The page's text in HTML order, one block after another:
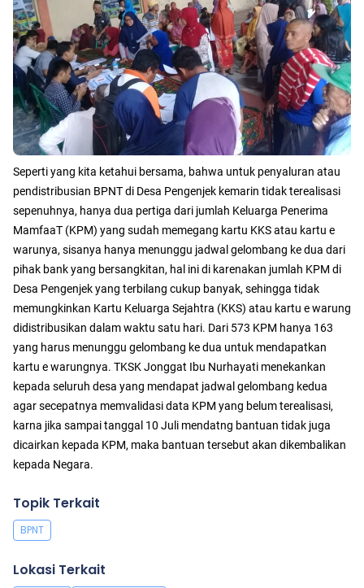
Seperti yang kita ketahui bersama, bahwa untuk penyaluran atau
pendistribusian BPNT di Desa Pengenjek kemarin tidak terealisasi
sepenuhnya, hanya dua pertiga dari jumlah Keluarga Penerima
MamfaaT (KPM) yang sudah memegang kartu KKS atau kartu e
warunya, sisanya hanya menunggu jadwal gelombang ke dua dari
pihak bank yang bersangkitan, hal ini di karenakan jumlah KPM di
Desa Pengenjek yang terbilang cukup banyak, sehingga tidak
memungkinkan Kartu Keluarga Sejahtra (KKS) atau kartu e warung
didistribusikan dalam waktu satu hari. Dari 573 KPM hanya 163
yang harus menunggu gelombang ke dua untuk mendapatkan
kartu e warungnya. TKSK Jonggat Ibu Nurhayati menekankan
kepada seluruh desa yang mendapat jadwal gelombang kedua
agar secepatnya memvalidasi data KPM yang belum terealisasi,
karna jika sampai tanggal 10 Juli mendatng bantuan tidak juga
dicairkan kepada KPM, maka bantuan tersebut akan dikembalikan
kepada Negara.
Topik Terkait
BPNT
Lokasi Terkait